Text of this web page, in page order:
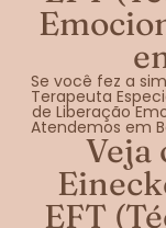
Se você fez a
Terapeuta
de Liberação
Atendemos em
Veja
EFT